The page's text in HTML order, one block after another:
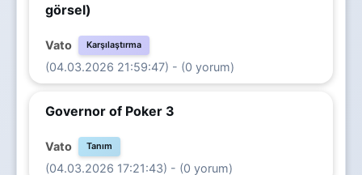
görsel)
Vato Karşılaştırma
(04.03.2026 21:59:47) - (0 yorum)
Governor of Poker 3
Vato Tanım
(04.03.2026 17:21:43) - (0 yorum)